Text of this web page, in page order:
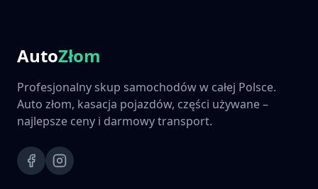
AutoZłom
Profesjonalny skup samochodów w całej Polsce.
Auto złom, kasacja pojazdów, części używane –
najlepsze ceny i darmowy transport.